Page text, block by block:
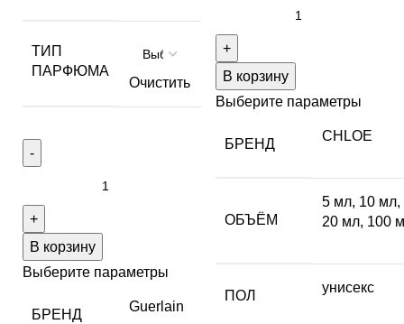
ТИП
ПАРФЮМА
Очистить
В корзину
Выберите параметры
БРЕНД
Guerlain
В корзину
Выберите параметры
БРЕНД
CHLOE
ОБЪЁМ
5 мл, 10 мл,
20 мл, 100
ПОЛ
унисекс